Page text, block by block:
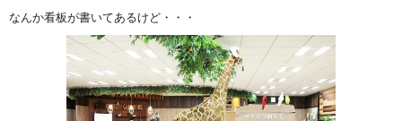
なんか看板が書いてあるけど・・・